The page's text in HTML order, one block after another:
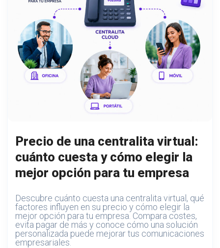
Precio de una centralita virtual:
cuánto cuesta y cómo elegir la
mejor opción para tu empresa
Descubre cuánto cuesta una centralita virtual, qué
factores influyen en su precio y cómo elegir la
mejor opción para tu empresa. Compara costes,
evita pagar de más y conoce cómo una solución
personalizada puede mejorar tus comunicaciones
empresariales.